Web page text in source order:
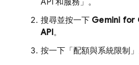
API 和服務」 。
搜尋並按一下 Gemini for
API。
按一下「配額與系統限制」